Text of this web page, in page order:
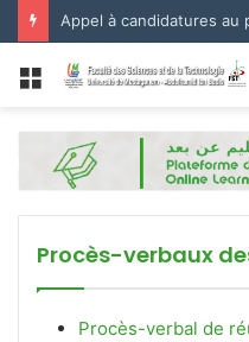
Menu
Procès-verbaux
Procès-verbal de